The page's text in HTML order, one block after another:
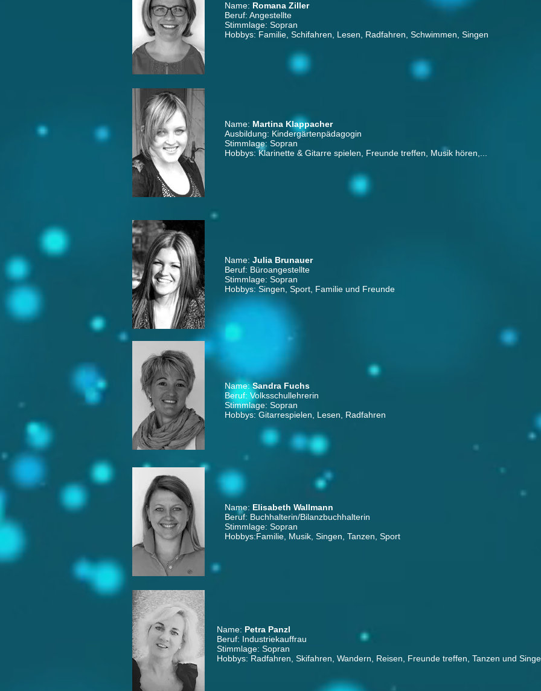
Name: Romana Ziller
Beruf: Angestellte
Stimmlage: Sopran
Hobbys: Familie, Schifahren, Lesen, Radfahren, Schwimmen, Singen
Name: Martina Klappacher
Ausbildung: Kindergärtenpädagogin
Stimmlage: Sopran
Hobbys: Klarinette & Gitarre spielen, Freunde treffen, Musik hören,...
Name: Julia Brunauer
Beruf: Büroangestellte
Stimmlage: Sopran
Hobbys: Singen, Sport, Familie und Freunde
Name:Sandra Fuchs
Beruf: Volksschullehrerin
Stimmlage: Sopran
Hobbys: Gitarrespielen, Lesen, Radfahren
Name: Elisabeth Wallmann
Beruf: Buchhalterin/Bilanzbuchhalterin
Stimmlage: Sopran
Hobbys:Familie, Musik, Singen, Tanzen, Sport
Name: Petra Panzl
Beruf: Industriekauffrau
Stimmlage: Sopran
Hobbys: Radfahren, Skifahren, Wandern, Reisen, Freunde treffen, Tanzen und